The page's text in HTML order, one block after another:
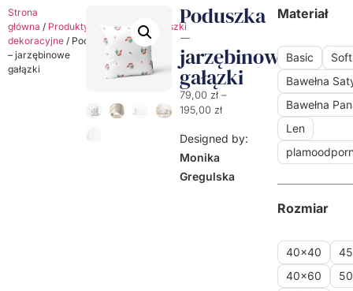
Strona
główna / Produkty Poduszki /Poduszki
dekoracyjne / Poduszka
– jarzębinowe
gałązki
Poduszka
–
jarzębinowe
gałązki
79,00 zł –
195,00 zł
Designed by:
Monika
Gregulska
Materiał
Basic
Soft
Bawełna
Bawełna
Len
Rozmiar
40x40
40x60